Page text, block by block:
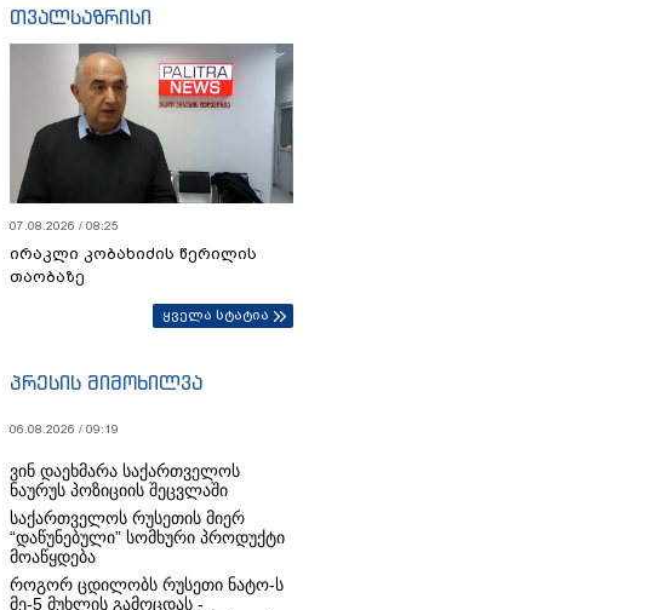
თვალსაზრისი
07.08.2026 / 08:25
ირაკლი კობახიძის წერილის
თაობაზე
ყველა სტატია
პრესის მიმოხილვა
06.08.2026 / 09:19
ვინ დაეხმარა საქართველოს
ნაურუს პოზიციის შეცვლაში
საქართველოს რუსეთის მიერ
“დაწუნებული” სომხური პროდუქტი
მოაწყდება
როგორ ცდილობს რუსეთი ნატო-ს
მე-5 მუხლის გამოცდას -